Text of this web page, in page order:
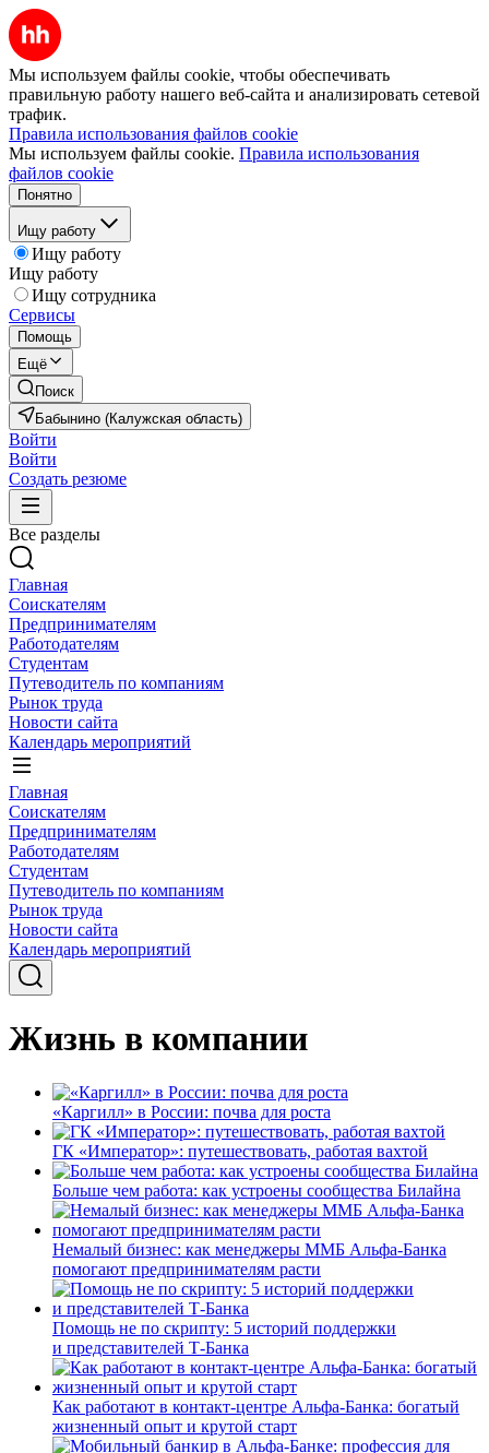
Мы используем файлы cookie, чтобы обеспечивать
правильную работу нашего веб-сайта и анализировать сетевой
трафик.
Правила использования файлов cookie
Мы используем файлы cookie. Правила использования
файлов cookie
Понятно
Ищу работу
Ищу работу
Ищу работу
Ищу сотрудника
Сервисы
Помощь
Ещё
Поиск
Бабынино (Калужская область)
Войти
Войти
Создать резюме
Все разделы
Главная
Соискателям
Предпринимателям
Работодателям
Студентам
Путеводитель по компаниям
Рынок труда
Новости сайта
Календарь мероприятий
Главная
Соискателям
Предпринимателям
Работодателям
Студентам
Путеводитель по компаниям
Рынок труда
Новости сайта
Календарь мероприятий
Жизнь в компании
«Каргилл» в России: почва для роста
ГК «Император»: путешествовать, работая вахтой
Больше чем работа: как устроены сообщества Билайна
Немалый бизнес: как менеджеры ММБ Альфа-Банка
помогают предпринимателям расти
Помощь не по скрипту: 5 историй поддержки
и представителей Т-Банка
Как работают в контакт-центре Альфа-Банка: богатый
жизненный опыт и крутой старт